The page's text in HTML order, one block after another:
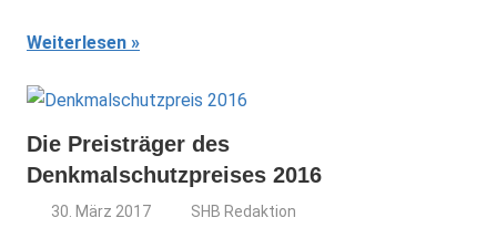
Weiterlesen
Die Preisträger des
Denkmalschutzpreises 2016
30. März 2017
SHB Redaktion